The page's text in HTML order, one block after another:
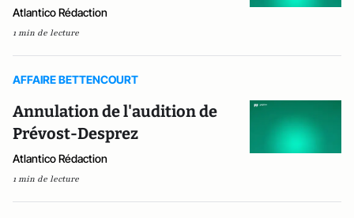
Atlantico Rédaction
1 min de lecture
AFFAIRE BETTENCOURT
Annulation de l'audition de
Prévost-Desprez
Atlantico Rédaction
1 min de lecture